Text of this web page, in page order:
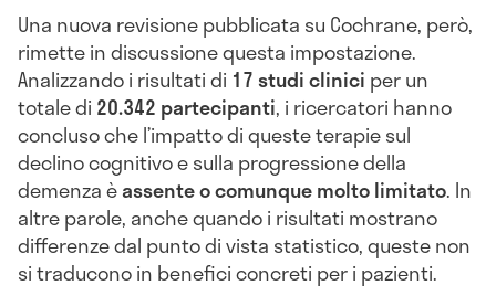
Una nuova revisione pubblicata su Cochrane, però,
rimette in discussione questa impostazione.
Analizzando i risultati di 17 studi clinici per un
totale di 20.342 partecipanti, i ricercatori hanno
concluso che l’impatto di queste terapie sul
declino cognitivo e sulla progressione della
demenza èassente o comunque molto limitato. In
altre parole, anche quando i risultati mostrano
differenze dal punto di vista statistico, queste non
si traducono in benefici concreti per i pazienti.